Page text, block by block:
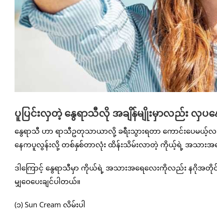
ပူပြင်းလှတဲ့ နွေရာသီလို အချိန်မျိုးမှာလည်း လှပန
နွေရာသီ ဟာ ရာသီဥတုသာယာလို့ ခရီးသွားရတာ ကောင်းပေမယ့်လ
နေကပူလွန်းလို့ တစ်နှစ်တာလုံး ထိန်းသိမ်းလာတဲ့ ကိုယ့်ရဲ့ အသားအရေ
ဒါကြောင့် နွေရာသီမှာ ကိုယ်ရဲ့ အသားအရေလေးကိုလည်း နဂိုအတို
မျှဝေပေးချင်ပါတယ်။
(၁) Sun Cream လိမ်းပါ